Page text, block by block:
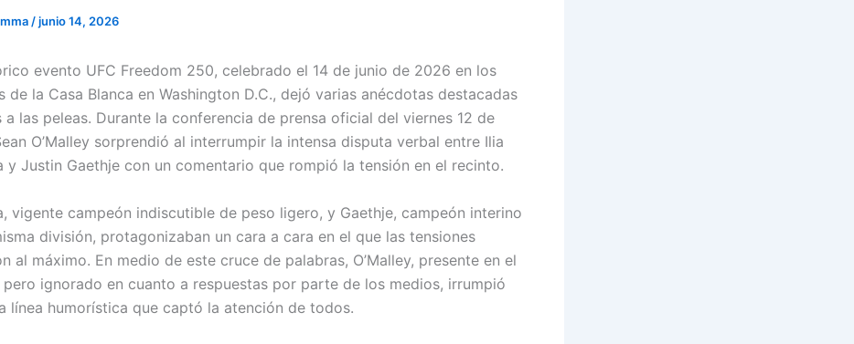
/junio 14, 2026
evento UFC Freedom 250, celebrado el 14 de junio de 2026 en los
de la Casa Blanca en Washington D.C., dejó varias anécdotas destacadas
a las peleas. Durante la conferencia de prensa oficial del viernes 12 de
O’Malley sorprendió al interrumpir la intensa disputa verbal entre Ilia
y Justin Gaethje con un comentario que rompió la tensión en el recinto.
vigente campeón indiscutible de peso ligero, y Gaethje, campeón interino
división, protagonizaban un cara a cara en el que las tensiones
al máximo. En medio de este cruce de palabras, O’Malley, presente en el
pero ignorado en cuanto a respuestas por parte de los medios, irrumpió
línea humorística que captó la atención de todos.